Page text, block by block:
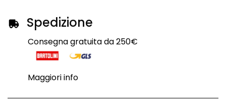
Spedizione
Consegna gratuita da 250€
Maggiori info